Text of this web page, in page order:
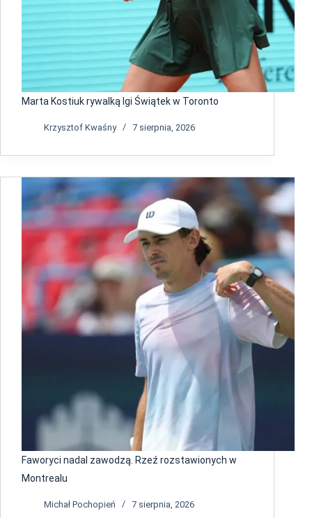
Marta Kostiuk rywalką Igi Świątek w Toronto
Krzysztof Kwaśny 7 sierpnia, 2026
Faworyci nadal zawodzą. Rzeź rozstawionych w
Montrealu
Michał Pochopień 7 sierpnia, 2026